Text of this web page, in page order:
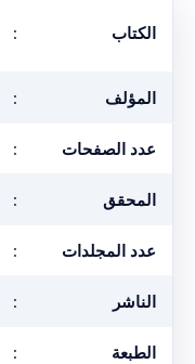
الكتاب :
المؤلف :
عدد الصفحات :
المحقق :
عدد المجلدات :
الناشر :
الطبعة :